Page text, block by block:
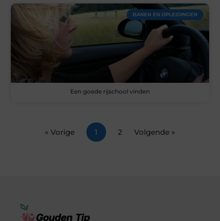
BANEN EN OPLEIDINGEN
Een goede rijschool vinden
« Vorige 1 2 Volgende »